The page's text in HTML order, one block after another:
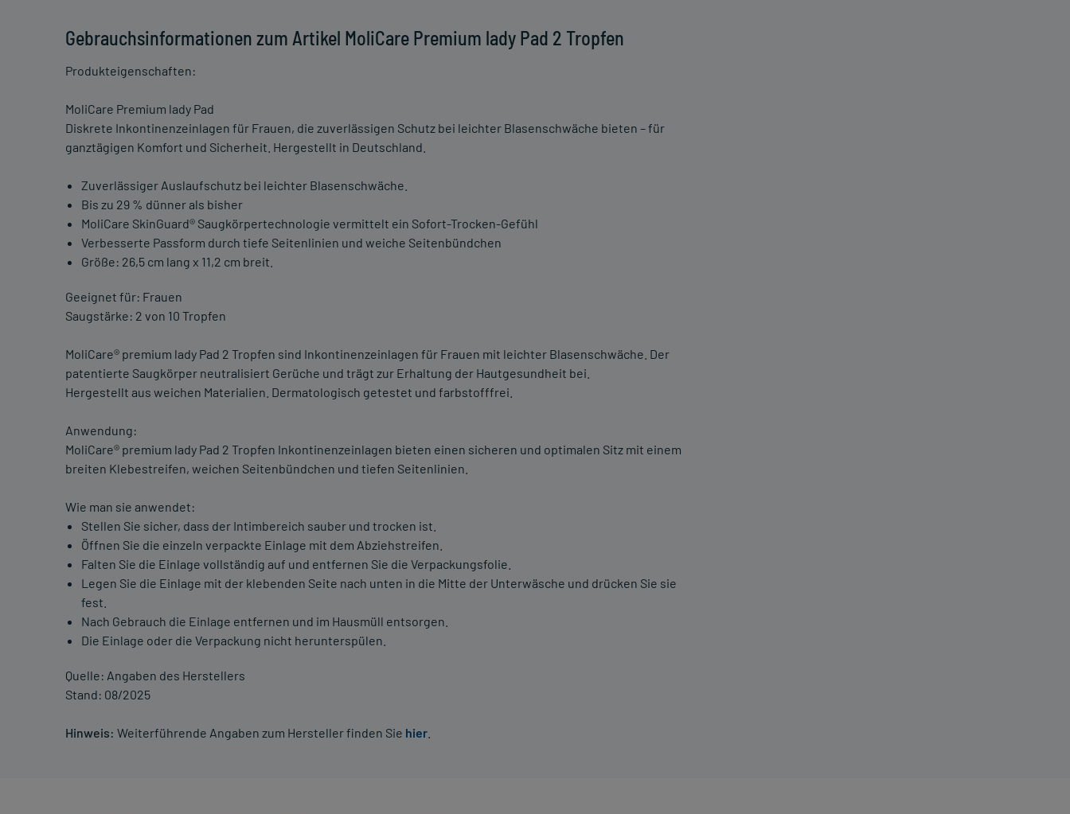
Gebrauchsinformationen zum Artikel MoliCare Premium lady Pad 2 Tropfen
Produkteigenschaften:
MoliCare Premium lady Pad
Diskrete Inkontinenzeinlagen für Frauen, die zuverlässigen Schutz bei leichter Blasenschwäche bieten – für
ganztägigen Komfort und Sicherheit. Hergestellt in Deutschland.
Zuverlässiger Auslaufschutz bei leichter Blasenschwäche.
Bis zu 29 % dünner als bisher
MoliCare SkinGuard® Saugkörpertechnologie vermittelt ein Sofort-Trocken-Gefühl
Verbesserte Passform durch tiefe Seitenlinien und weiche Seitenbündchen
Größe: 26,5 cm lang x 11,2 cm breit.
Geeignet für: Frauen
Saugstärke: 2 von 10 Tropfen
MoliCare® premium lady Pad 2 Tropfen sind Inkontinenzeinlagen für Frauen mit leichter Blasenschwäche. Der
patentierte Saugkörper neutralisiert Gerüche und trägt zur Erhaltung der Hautgesundheit bei.
Hergestellt aus weichen Materialien. Dermatologisch getestet und farbstofffrei.
Anwendung:
MoliCare® premium lady Pad 2 Tropfen Inkontinenzeinlagen bieten einen sicheren und optimalen Sitz mit einem
breiten Klebestreifen, weichen Seitenbündchen und tiefen Seitenlinien.
Wie man sie anwendet:
Stellen Sie sicher, dass der Intimbereich sauber und trocken ist.
Öffnen Sie die einzeln verpackte Einlage mit dem Abziehstreifen.
Falten Sie die Einlage vollständig auf und entfernen Sie die Verpackungsfolie.
Legen Sie die Einlage mit der klebenden Seite nach unten in die Mitte der Unterwäsche und drücken Sie sie
fest.
Nach Gebrauch die Einlage entfernen und im Hausmüll entsorgen.
Die Einlage oder die Verpackung nicht herunterspülen.
Quelle: Angaben des Herstellers
Stand: 08/2025
Hinweis: Weiterführende Angaben zum Hersteller finden Sie hier